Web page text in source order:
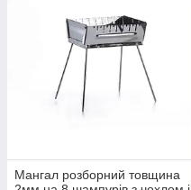
Мангал розборний товщина